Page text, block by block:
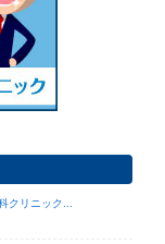
クリニック...